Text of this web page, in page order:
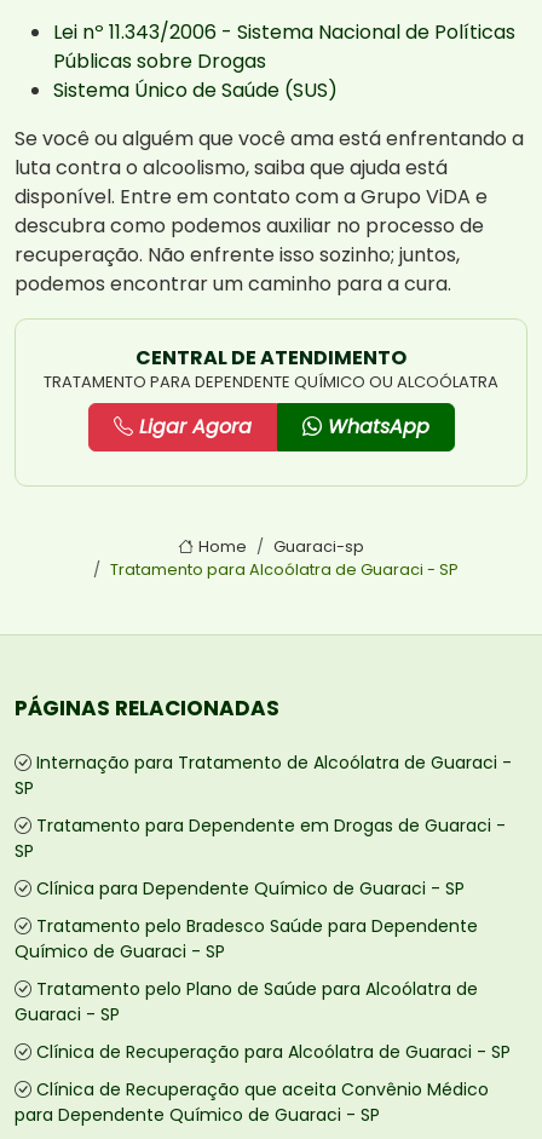
Lei nº 11.343/2006 - Sistema Nacional de Políticas
Públicas sobre Drogas
Sistema Único de Saúde (SUS)
Se você ou alguém que você ama está enfrentando a
luta contra o alcoolismo, saiba que ajuda está
disponível. Entre em contato com a Grupo ViDA e
descubra como podemos auxiliar no processo de
recuperação. Não enfrente isso sozinho; juntos,
podemos encontrar um caminho para a cura.
CENTRAL DE ATENDIMENTO
TRATAMENTO PARA DEPENDENTE QUÍMICO OU ALCOÓLATRA
Ligar Agora WhatsApp
Home
Guaraci-sp
Tratamento para Alcoólatra de Guaraci - SP
PÁGINAS RELACIONADAS
Internação para Tratamento de Alcoólatra de Guaraci -
SP
Tratamento para Dependente em Drogas de Guaraci -
SP
Clínica para Dependente Químico de Guaraci - SP
Tratamento pelo Bradesco Saúde para Dependente
Químico de Guaraci - SP
Tratamento pelo Plano de Saúde para Alcoólatra de
Guaraci - SP
Clínica de Recuperação para Alcoólatra de Guaraci - SP
Clínica de Recuperação que aceita Convênio Médico
para Dependente Químico de Guaraci - SP